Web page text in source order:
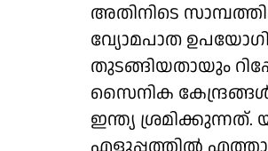
അതിനിടെ
വ്യോമപാത
തുടങ്ങിയതായും
സൈനിക
ഇന്ത്യ